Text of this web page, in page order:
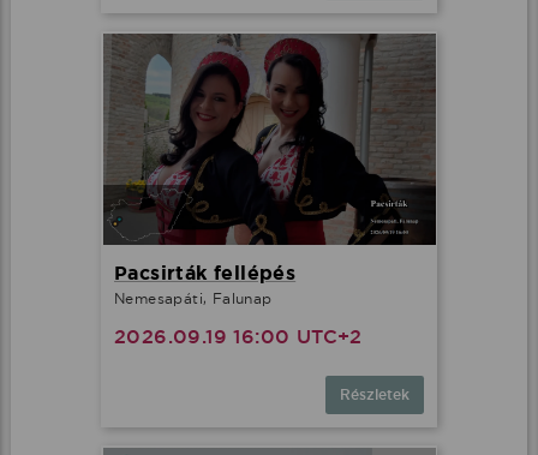
Pacsirták fellépés
Nemesapáti, Falunap
2026.09.19 16:00 UTC+2
Részletek